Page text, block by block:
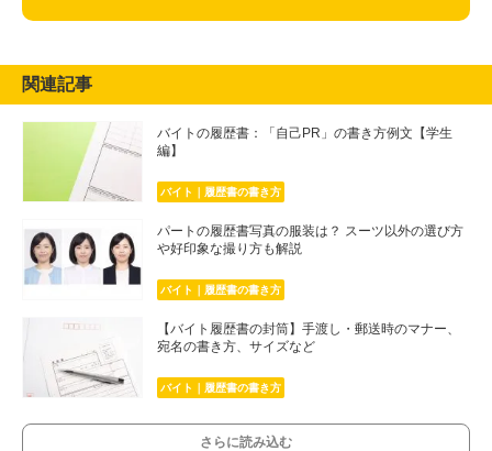
関連記事
バイトの履歴書：「自己PR」の書き方例文【学生
編】
バイト｜履歴書の書き方
パートの履歴書写真の服装は？ スーツ以外の選び方
や好印象な撮り方も解説
バイト｜履歴書の書き方
【バイト履歴書の封筒】手渡し・郵送時のマナー、
宛名の書き方、サイズなど
バイト｜履歴書の書き方
さらに読み込む